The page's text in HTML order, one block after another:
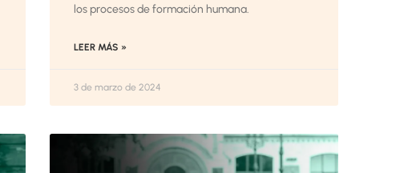
los procesos de formación humana.
LEER MÁS »
3 de marzo de 2024